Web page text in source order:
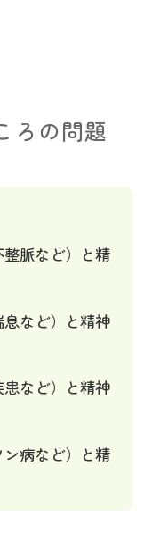
ろの問題
脈など）と精
など）と精神
など）と精神
病など）と精